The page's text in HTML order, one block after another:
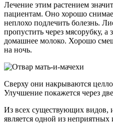
Лечение этим растением
пациентам. Оно хорошо
неплохо подлечить болезнь.
пропустить через мясорубку, а
домашнее молоко. Хорошо
на ночь.
Сверху они накрываются
Улучшение покажется через
Из всех существующих видов,
является одной из неприятных